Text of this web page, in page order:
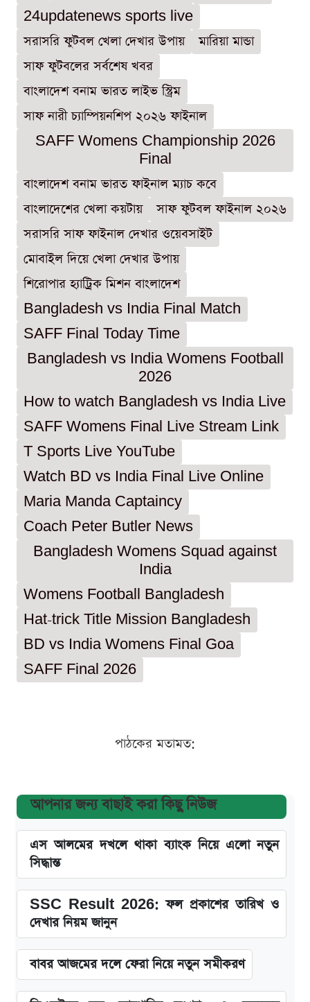
24updatenews sports live
সরাসরি ফুটবল খেলা দেখার উপায়
মারিয়া মান্ডা
সাফ ফুটবলের সর্বশেষ খবর
বাংলাদেশ বনাম ভারত লাইভ স্ট্রিম
সাফ নারী চ্যাম্পিয়নশিপ ২০২৬ ফাইনাল
SAFF Womens Championship 2026
Final
বাংলাদেশ বনাম ভারত ফাইনাল ম্যাচ কবে
বাংলাদেশের খেলা কয়টায়
সাফ ফুটবল ফাইনাল ২০২৬
সরাসরি সাফ ফাইনাল দেখার ওয়েবসাইট
মোবাইল দিয়ে খেলা দেখার উপায়
শিরোপার হ্যাট্রিক মিশন বাংলাদেশ
Bangladesh vs India Final Match
SAFF Final Today Time
Bangladesh vs India Womens Football
2026
How to watch Bangladesh vs India Live
SAFF Womens Final Live Stream Link
T Sports Live YouTube
Watch BD vs India Final Live Online
Maria Manda Captaincy
Coach Peter Butler News
Bangladesh Womens Squad against
India
Womens Football Bangladesh
Hat-trick Title Mission Bangladesh
BD vs India Womens Final Goa
SAFF Final 2026
পাঠকের মতামত:
আপনার জন্য বাছাই করা কিছু নিউজ
এস আলমের দখলে থাকা ব্যাংক নিয়ে এলো নতুন
সিদ্ধান্ত
SSC Result 2026: ফল প্রকাশের তারিখ ও
দেখার নিয়ম জানুন
বাবর আজমের দলে ফেরা নিয়ে নতুন সমীকরণ